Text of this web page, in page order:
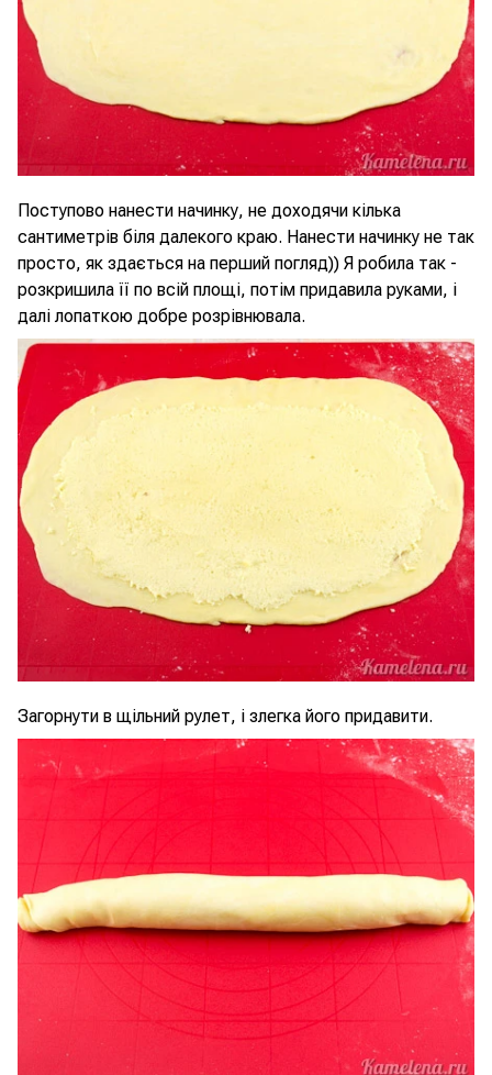
Поступово нанести начинку, не доходячи кілька
сантиметрів біля далекого краю. Нанести начинку не так
просто, як здається на перший погляд)) Я робила так -
розкришила її по всій площі, потім придавила руками, і
далі лопаткою добре розрівнювала.
Загорнути в щільний рулет, і злегка його придавити.